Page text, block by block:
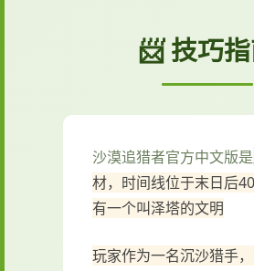
📨 技巧
沙漠追猎者官方中文版是
材，时间线位于末日后
有一个叫泽塔的文明
玩家作为一名沉沙猎手